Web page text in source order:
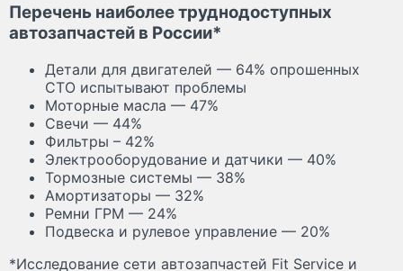
Перечень наиболее труднодоступных
автозапчастей в России*
Детали для двигателей — 64% опрошенных
СТО испытывают проблемы
Моторные масла — 47%
Свечи — 44%
Фильтры – 42%
Электрооборудование и датчики — 40%
Тормозные системы — 38%
Амортизаторы — 32%
Ремни ГРМ — 24%
Подвеска и рулевое управление — 20%
*Исследование сети автозапчастей Fit Service и